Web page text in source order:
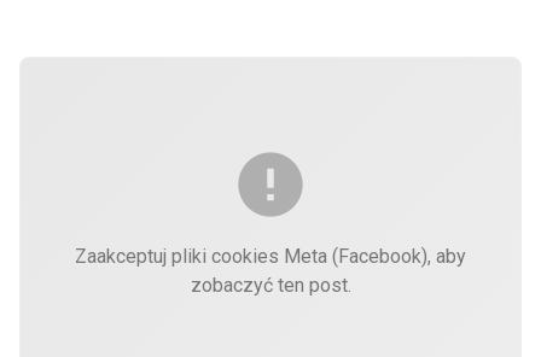
Zaakceptuj pliki cookies Meta (Facebook), aby
zobaczyć ten post.